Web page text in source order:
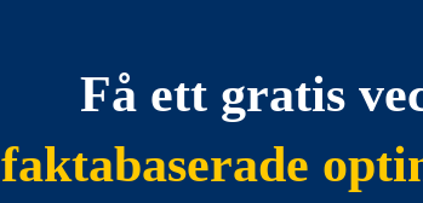
Få ett gratis
faktabaserade